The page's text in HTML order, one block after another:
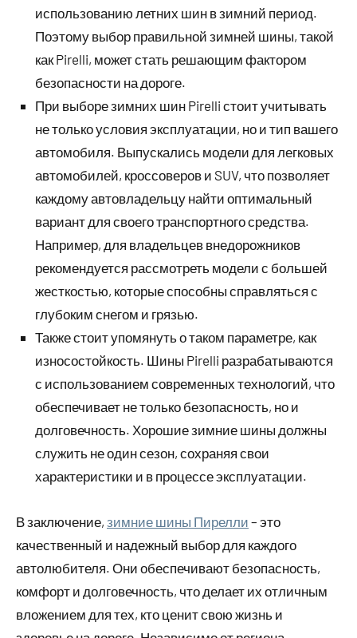
использованию летних шин в зимний период.
Поэтому выбор правильной зимней шины, такой
как Pirelli, может стать решающим фактором
безопасности на дороге.
При выборе зимних шин Pirelli стоит учитывать
не только условия эксплуатации, но и тип вашего
автомобиля. Выпускались модели для легковых
автомобилей, кроссоверов и SUV, что позволяет
каждому автовладельцу найти оптимальный
вариант для своего транспортного средства.
Например, для владельцев внедорожников
рекомендуется рассмотреть модели с большей
жесткостью, которые способны справляться с
глубоким снегом и грязью.
Также стоит упомянуть о таком параметре, как
износостойкость. Шины Pirelli разрабатываются
с использованием современных технологий, что
обеспечивает не только безопасность, но и
долговечность. Хорошие зимние шины должны
служить не один сезон, сохраняя свои
характеристики и в процессе эксплуатации.
В заключение, зимние шины Пирелли – это
качественный и надежный выбор для каждого
автолюбителя. Они обеспечивают безопасность,
комфорт и долговечность, что делает их отличным
вложением для тех, кто ценит свою жизнь и